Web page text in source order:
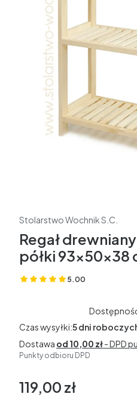
Stolarstwo Wochnik S.C.
Regał
półki 93x50x38
5.00
(Oceny: 1 Recenzje:
Czas wysyłki:5 dni
Dostawa od 10,00 zł- DPD
Punkty odbioru DPD
Cena
119,00 zł